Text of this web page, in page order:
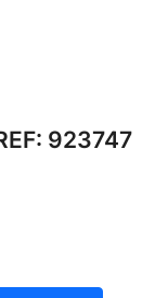
923747